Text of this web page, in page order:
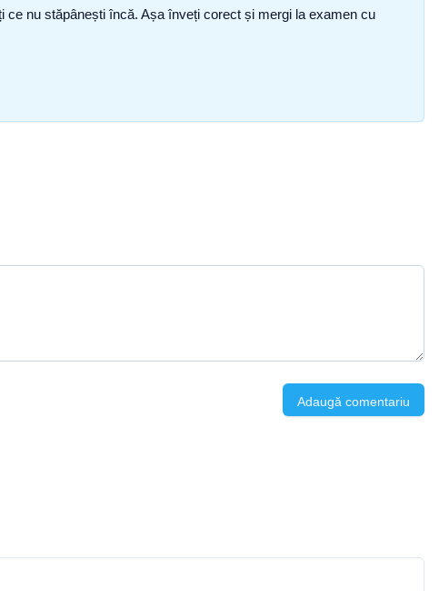
nu stăpânești încă. Așa înveți corect și mergi la examen cu
Adaugă comentariu